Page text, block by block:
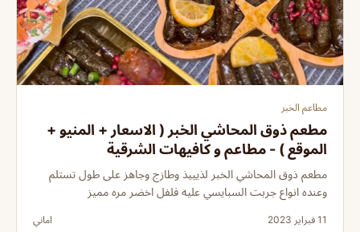
مطاعم الخبر
مطعم ذوق المحاشي الخبر ( الاسعار + المنيو +
الموقع ) - مطاعم و كافيهات الشرقية
مطعم ذوق المحاشي الخبر لذيييذ وطازج وجاهز على طول تستلم
وعنده انواع جربت السبايسي عليه فلفل اخضر مره مميز
11 فبراير 2023 اماني